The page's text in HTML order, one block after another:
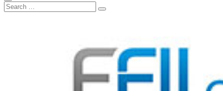
Search
for:
Search